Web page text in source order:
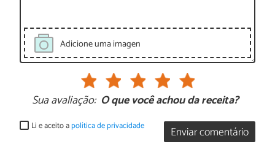
Adicione uma imagen
Sua avaliação: O que você achou da receita?
Enviar comentário
Li e aceito apolítica de privacidade